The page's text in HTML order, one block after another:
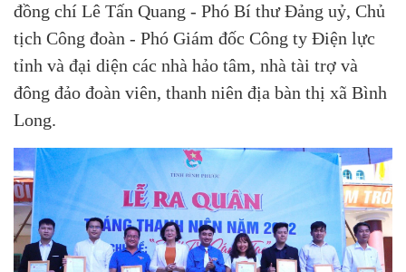
đồng chí Lê Tấn Quang - Phó Bí thư Đảng uỷ, Chủ
tịch Công đoàn - Phó Giám đốc Công ty Điện lực
tỉnh và đại diện các nhà hảo tâm, nhà tài trợ và
đông đảo đoàn viên, thanh niên địa bàn thị xã Bình
Long.